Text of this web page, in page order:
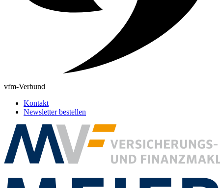
vfm-Verbund
Kontakt
Newsletter bestellen